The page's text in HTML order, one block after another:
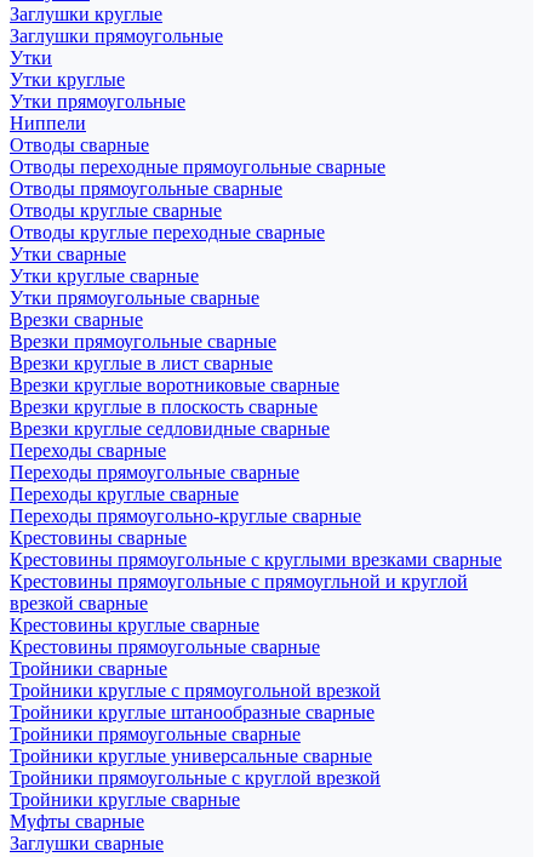
Заглушки круглые
Заглушки прямоугольные
Утки
Утки круглые
Утки прямоугольные
Ниппели
Отводы сварные
Отводы переходные прямоугольные сварные
Отводы прямоугольные сварные
Отводы круглые сварные
Отводы круглые переходные сварные
Утки сварные
Утки круглые сварные
Утки прямоугольные сварные
Врезки сварные
Врезки прямоугольные сварные
Врезки круглые в лист сварные
Врезки круглые воротниковые сварные
Врезки круглые в плоскость сварные
Врезки круглые седловидные сварные
Переходы сварные
Переходы прямоугольные сварные
Переходы круглые сварные
Переходы прямоугольно-круглые сварные
Крестовины сварные
Крестовины прямоугольные с круглыми врезками сварные
Крестовины прямоугольные с прямоугльной и круглой
врезкой сварные
Крестовины круглые сварные
Крестовины прямоугольные сварные
Тройники сварные
Тройники круглые с прямоугольной врезкой
Тройники круглые штанообразные сварные
Тройники прямоугольные сварные
Тройники круглые универсальные сварные
Тройники прямоугольные с круглой врезкой
Тройники круглые сварные
Муфты сварные
Заглушки сварные